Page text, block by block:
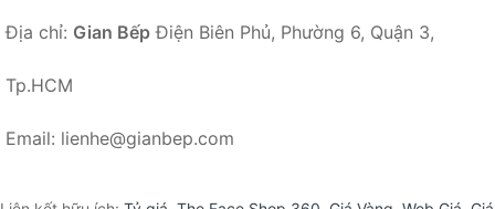
Địa chỉ: Gian Bếp Điện Biên Phủ, Phường 6, Quận 3,
Tp.HCM
Email: lienhe@gianbep.com